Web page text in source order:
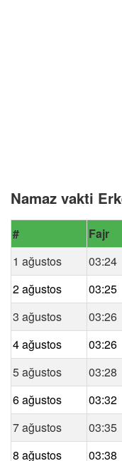
Namaz vakti
# Fajr
1 ağustos
03:24
2 ağustos
03:25
3 ağustos
03:26
4 ağustos
03:26
5 ağustos
03:28
6 ağustos
03:32
7 ağustos
03:35
8 ağustos
03:38